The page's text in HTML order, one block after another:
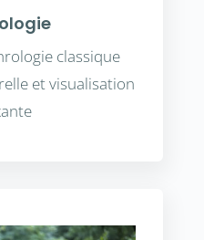
classique
et visualisation